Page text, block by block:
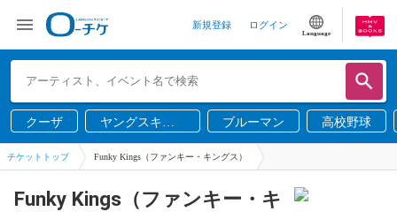
新規登録 ログイン
Language
クーザ
ヤングスキニ
ー
ブルーマン 高校野球
チケットトップ Funky Kings（ファンキー・キングス）
Funky Kings（ファンキー・キ